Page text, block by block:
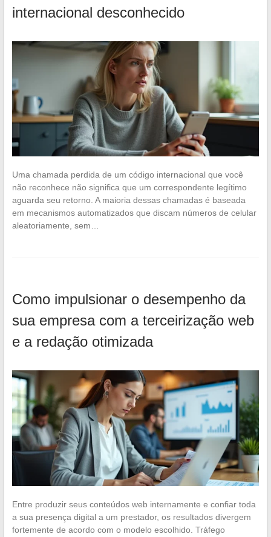
internacional desconhecido
Uma chamada perdida de um código internacional que você
não reconhece não significa que um correspondente legítimo
aguarda seu retorno. A maioria dessas chamadas é baseada
em mecanismos automatizados que discam números de celular
aleatoriamente, sem…
Como impulsionar o desempenho da
sua empresa com a terceirização web
e a redação otimizada
Entre produzir seus conteúdos web internamente e confiar toda
a sua presença digital a um prestador, os resultados divergem
fortemente de acordo com o modelo escolhido. Tráfego